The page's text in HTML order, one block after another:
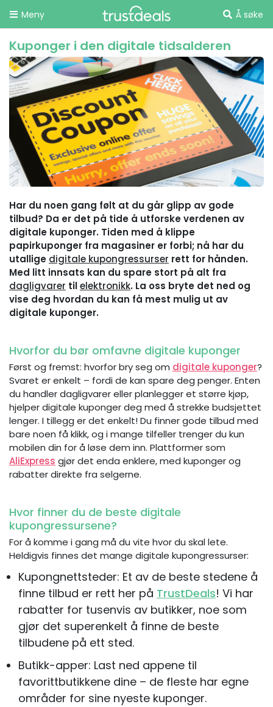
Meny Å søke
Kuponger i den digitale tidsalderen
Har du noen gang følt at du går glipp av gode
tilbud? Da er det på tide å utforske verdenen av
digitale kuponger. Tiden med å klippe
papirkuponger fra magasiner er forbi; nå har du
utallige digitale kupongressurser rett for hånden.
Med litt innsats kan du spare stort på alt fra
dagligvarer tilelektronikk. La oss bryte det ned og
vise deg hvordan du kan få mest mulig ut av
digitale kuponger.
Hvorfor du bør omfavne digitale kuponger
Først og fremst: hvorfor bry seg om digitale kuponger?
Svaret er enkelt – fordi de kan spare deg penger. Enten
du handler dagligvarer eller planlegger et større kjøp,
hjelper digitale kuponger deg med å strekke budsjettet
lenger. I tillegg er det enkelt! Du finner gode tilbud med
bare noen få klikk, og i mange tilfeller trenger du kun
mobilen din for å løse dem inn. Plattformer som
AliExpress gjør det enda enklere, med kuponger og
rabatter direkte fra selgerne.
Hvor finner du de beste digitale
kupongressursene?
For å komme i gang må du vite hvor du skal lete.
Heldigvis finnes det mange digitale kupongressurser:
Kupongnettsteder: Et av de beste stedene å
finne tilbud er rett her på TrustDeals! Vi har
rabatter for tusenvis av butikker, noe som
gjør det superenkelt å finne de beste
tilbudene på ett sted.
Butikk-apper: Last ned appene til
favorittbutikkene dine – de fleste har egne
områder for sine nyeste kuponger.